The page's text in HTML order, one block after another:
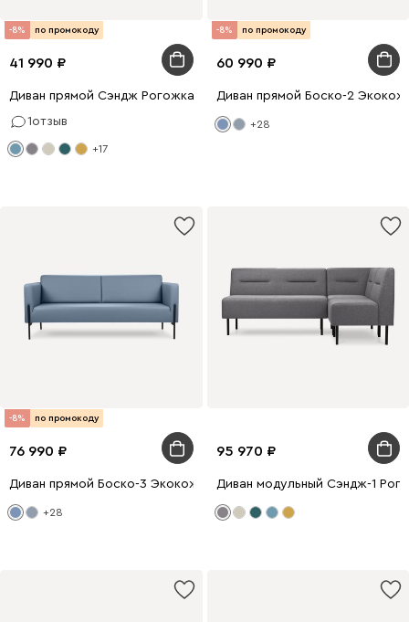
-8% по промокоду
41 990
Диван прямой Сэндж Рогожка Голубой
1отзыв
+17
-8% по промокоду
60 990
Диван прямой Боско-2
+28
-8% по промокоду
76 990
Диван прямой Боско-3 Экокожа Синий
+28
95 970
Диван модульный Сэндж-1